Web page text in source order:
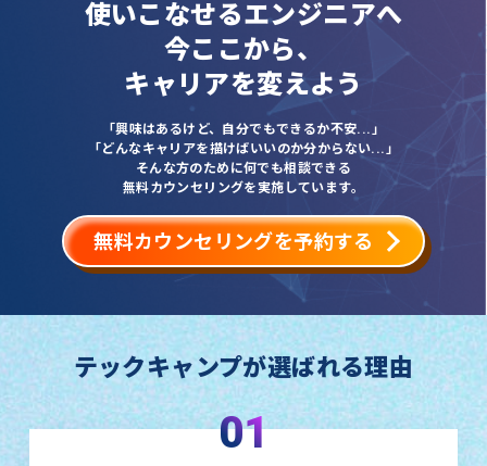
使いこなせるエンジニアへ
今ここから、
キャリアを変えよう
「興味はあるけど、自分でもできるか不安...」
「どんなキャリアを描けばいいのか分からない...」
そんな方のために何でも相談できる
無料カウンセリングを実施しています。
無料カウンセリングを予約する
テックキャンプが選ばれる理由
01